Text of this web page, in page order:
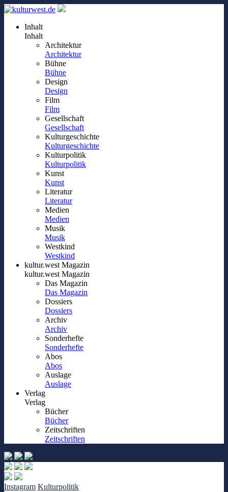
Inhalt
Inhalt
Architektur
Architektur
Bühne
Bühne
Design
Design
Film
Film
Gesellschaft
Gesellschaft
Kulturgeschichte
Kulturgeschichte
Kulturpolitik
Kulturpolitik
Kunst
Kunst
Literatur
Literatur
Medien
Medien
Musik
Musik
Westkind
Westkind
kultur.west Magazin
kultur.west Magazin
Das Magazin
Das Magazin
Dossiers
Dossiers
Archiv
Archiv
Sonderhefte
Sonderhefte
Abos
Abos
Auslage
Auslage
Verlag
Verlag
Bücher
Bücher
Zeitschriften
Zeitschriften
Instagram Kulturpolitik